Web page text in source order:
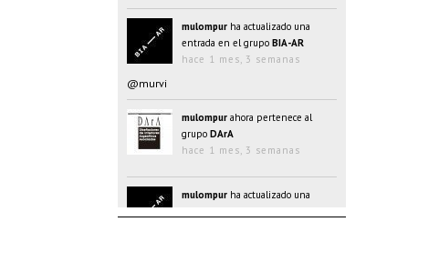
mulompur ha actualizado una
entrada en el grupo BIA-AR
hace 1 mes, 3 semanas
@murvi
mulompur ahora pertenece al
grupo DArA
hace 1 mes, 3 semanas
mulompur ha actualizado una